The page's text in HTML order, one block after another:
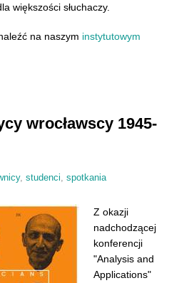
większości słuchaczy.
na naszym instytutowym
wrocławscy 1945-
, studenci spotkania
Z okazji
nadchodzącej
konferencji
"Analysis and
Applications"